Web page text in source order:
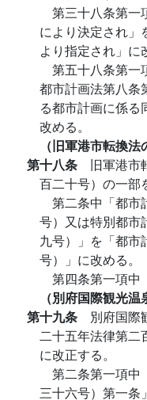
第三十八条第一
により決定され」
より指定され」に
第五十八条第一
都市計画法第八条
る都市計画に係る
改める。
（旧軍港市転換法
第十八条 旧軍港市
百二十号）の一部
第二条中「都市
号）又は特別都市
九号）」を「都市
号）」に改める。
第四条第一項中
（別府国際観光
第十九条 別府国際
二十五年法律第二
に改正する。
第二条第一項中
三十六号）第一条